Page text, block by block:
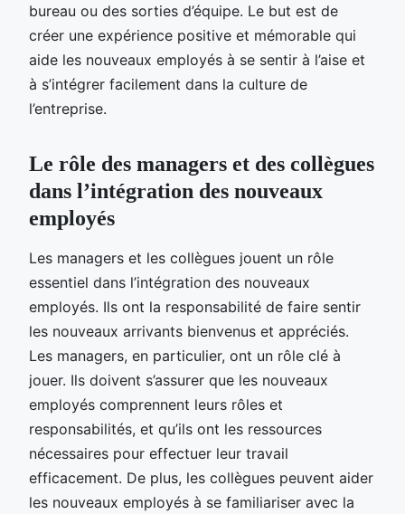
bureau ou des sorties d’équipe. Le but est de
créer une expérience positive et mémorable qui
aide les nouveaux employés à se sentir à l’aise et
à s’intégrer facilement dans la culture de
l’entreprise.
Le rôle des managers et des collègues
dans l’intégration des nouveaux
employés
Les managers et les collègues jouent un rôle
essentiel dans l’intégration des nouveaux
employés. Ils ont la responsabilité de faire sentir
les nouveaux arrivants bienvenus et appréciés.
Les managers, en particulier, ont un rôle clé à
jouer. Ils doivent s’assurer que les nouveaux
employés comprennent leurs rôles et
responsabilités, et qu’ils ont les ressources
nécessaires pour effectuer leur travail
efficacement. De plus, les collègues peuvent aider
les nouveaux employés à se familiariser avec la